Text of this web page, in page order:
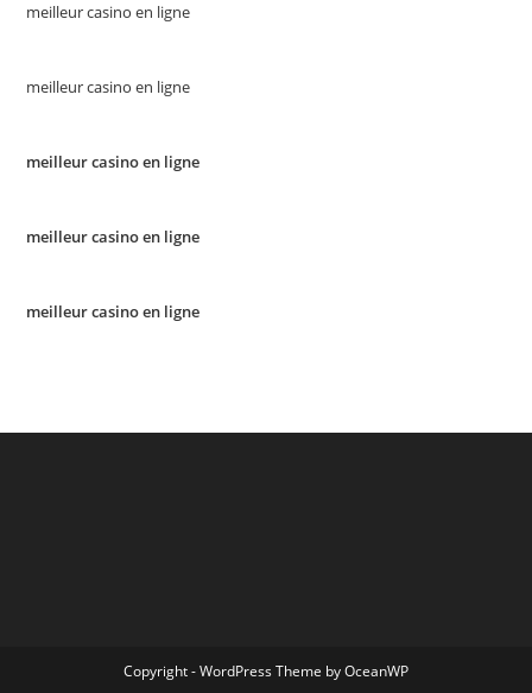
meilleur casino en ligne
meilleur casino en ligne
meilleur casino en ligne
meilleur casino en ligne
meilleur casino en ligne
Copyright - WordPress Theme by OceanWP